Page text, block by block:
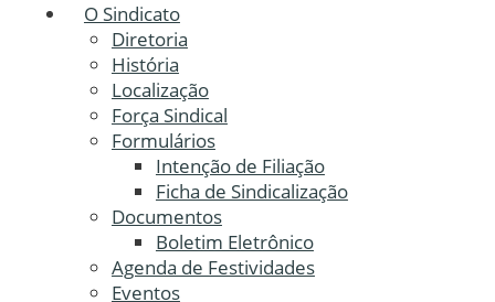
O Sindicato
Diretoria
História
Localização
Força Sindical
Formulários
Intenção de Filiação
Ficha de Sindicalização
Documentos
Boletim Eletrônico
Agenda de Festividades
Eventos